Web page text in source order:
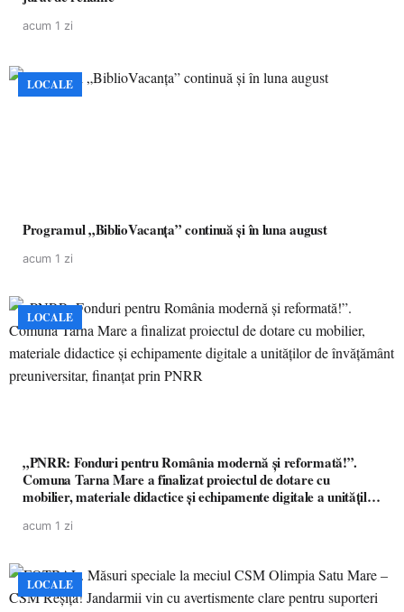
acum 1 zi
LOCALE
Programul „BiblioVacanța” continuă și în luna august
acum 1 zi
LOCALE
„PNRR: Fonduri pentru România modernă și reformată!”.
Comuna Tarna Mare a finalizat proiectul de dotare cu
mobilier, materiale didactice și echipamente digitale a unităților
acum 1 zi
LOCALE